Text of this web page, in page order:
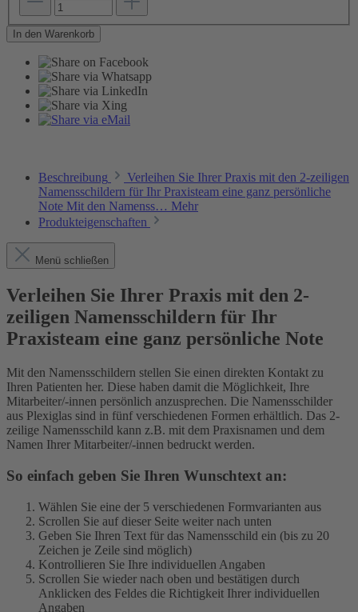
In den Warenkorb
Beschreibung
Verleihen Sie Ihrer Praxis mit den 2-zeiligen
Namensschildern für Ihr Praxisteam eine ganz persönliche
Note Mit den Namenss… Mehr
Produkteigenschaften
Menü schließen
Verleihen Sie Ihrer Praxis mit den 2-
zeiligen Namensschildern für Ihr
Praxisteam eine ganz persönliche Note
Mit den Namensschildern stellen Sie einen direkten Kontakt zu
Ihren Patienten her. Diese haben damit die Möglichkeit, Ihre
Mitarbeiter/-innen persönlich anzusprechen. Die Namensschilder
aus Plexiglas sind in fünf verschiedenen Formen erhältlich. Das 2-
zeilige Namensschild kann z.B. mit dem Praxisnamen und dem
Namen Ihrer Mitarbeiter/-innen bedruckt werden.
So einfach geben Sie Ihren Wunschtext an:
Wählen Sie eine der 5 verschiedenen Formvarianten aus
Scrollen Sie auf dieser Seite weiter nach unten
Geben Sie Ihren Text für das Namensschild ein (bis zu 20
Zeichen je Zeile sind möglich)
Kontrollieren Sie Ihre individuellen Angaben
Scrollen Sie wieder nach oben und bestätigen durch
Anklicken des Feldes die Richtigkeit Ihrer individuellen
Angaben